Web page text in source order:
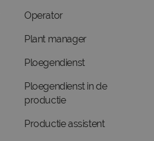
Operator
Plant manager
Ploegendienst
Ploegendienst in de
productie
Productie assistent